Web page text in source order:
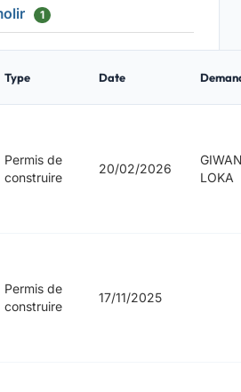
1
Type Date
Permis de
construire
20/02/2026
LOKA
Permis de
construire
17/11/2025